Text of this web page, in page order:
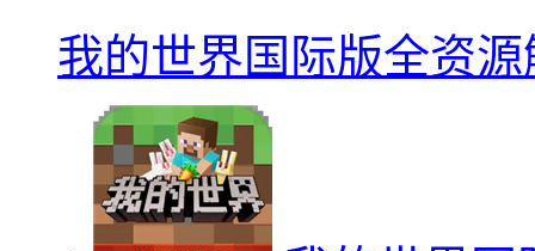
我的世界国际版全资